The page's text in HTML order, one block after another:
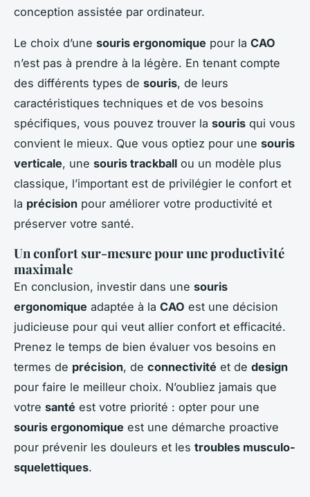
conception assistée par ordinateur.
Le choix d’une souris ergonomique pour la CAO
n’est pas à prendre à la légère. En tenant compte
des différents types de souris, de leurs
caractéristiques techniques et de vos besoins
spécifiques, vous pouvez trouver la souris qui vous
convient le mieux. Que vous optiez pour une souris
verticale, une souris trackball ou un modèle plus
classique, l’important est de privilégier le confort et
la précision pour améliorer votre productivité et
préserver votre santé.
Un confort sur-mesure pour une productivité
maximale
En conclusion, investir dans une souris
ergonomique adaptée à la CAO est une décision
judicieuse pour qui veut allier confort et efficacité.
Prenez le temps de bien évaluer vos besoins en
termes de précision, de connectivité et de design
pour faire le meilleur choix. N’oubliez jamais que
votre santé est votre priorité : opter pour une
souris ergonomique est une démarche proactive
pour prévenir les douleurs et les troubles musculo-
squelettiques.